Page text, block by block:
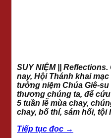
SUY NIỆM ||
nay, Hội Thánh khai
tưởng niệm Chúa Giê-
thương chúng ta, để
5 tuần lễ mùa chay,
chay, bố thí, sám hối,
Tiếp tục đọc →